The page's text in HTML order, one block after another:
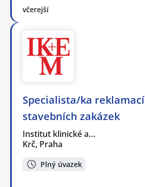
včerejší
Specialista/ka reklamací
stavebních zakázek
Institut klinické a…
Krč, Praha
Plný úvazek